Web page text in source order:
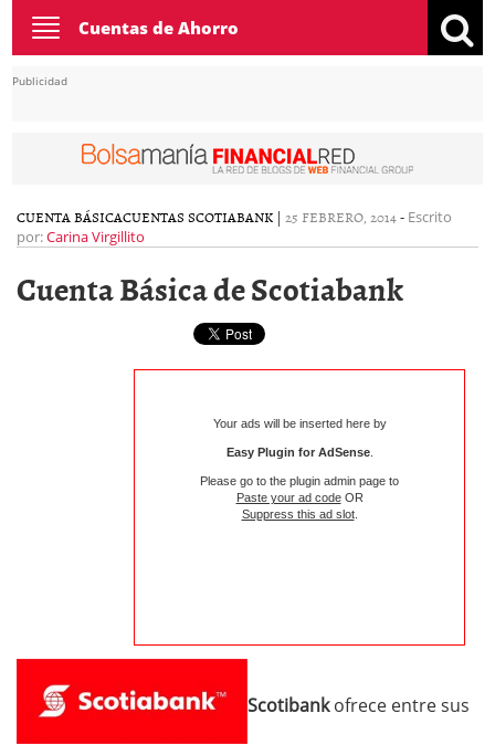
Toggle
navigation
Cuentas de Ahorro
Publicidad
CUENTA BÁSICACUENTAS SCOTIABANK | 25 FEBRERO, 2014- Escrito
por:Carina Virgillito
Cuenta Básica de Scotiabank
Your ads will be inserted here by
Easy Plugin for AdSense.
Please go to the plugin admin page to
Paste your ad codeOR
Suppress this ad slot.
Scotibankofrece entre sus